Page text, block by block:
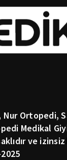
Nur Ortopedi,
Medikal
ve